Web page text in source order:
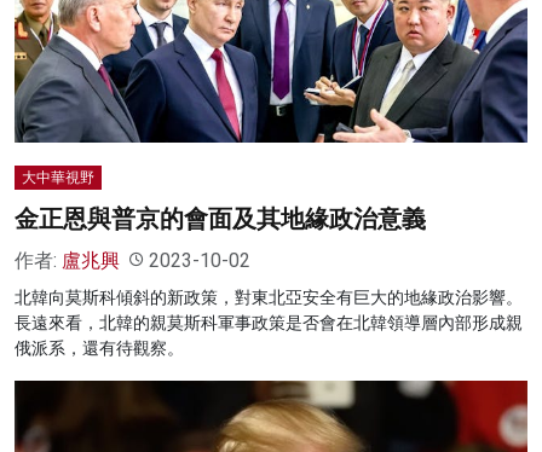
大中華視野
金正恩與普京的會面及其地緣政治意義
作者: 盧兆興 2023-10-02
北韓向莫斯科傾斜的新政策，對東北亞安全有巨大的地緣政治影響。
長遠來看，北韓的親莫斯科軍事政策是否會在北韓領導層內部形成親
俄派系，還有待觀察。